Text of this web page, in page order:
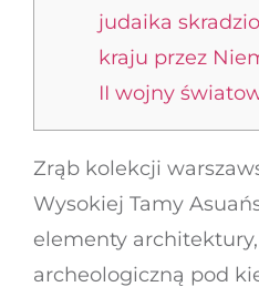
judaika
kraju przez
II wojny
Zrąb kolekcji
Wysokiej Tamy
elementy
archeologiczną pod